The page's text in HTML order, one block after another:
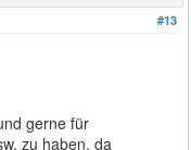
#13
gerne für
zu haben, da